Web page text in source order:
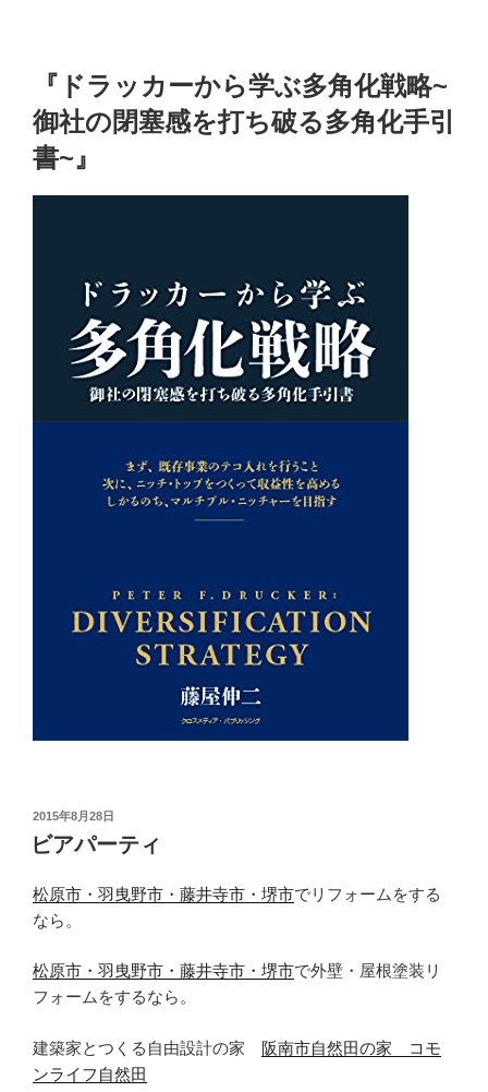
『ドラッカーから学ぶ多角化戦略~
御社の閉塞感を打ち破る多角化手引
書~』
投
稿
日:
2015年8月28日
ビアパーティ
松原市・羽曳野市・藤井寺市・堺市でリフォームをする
なら。
松原市・羽曳野市・藤井寺市・堺市で外壁・屋根塗装リ
フォームをするなら。
建築家とつくる自由設計の家 阪南市自然田の家 コモ
ンライフ自然田